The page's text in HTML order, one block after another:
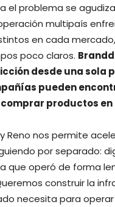
el problema se
multipaís
en cada
poco claros.
desde una sola
pueden
productos
y Reno nos permite
por separado:
que operó de forma
construir la
necesita para operar